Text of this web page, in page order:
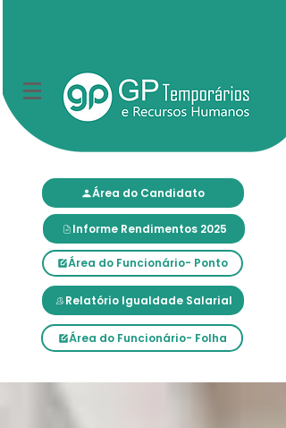
Área do Candidato
Informe Rendimentos 2025
Área do Funcionário- Ponto
Relatório Igualdade Salarial
Área do Funcionário- Folha